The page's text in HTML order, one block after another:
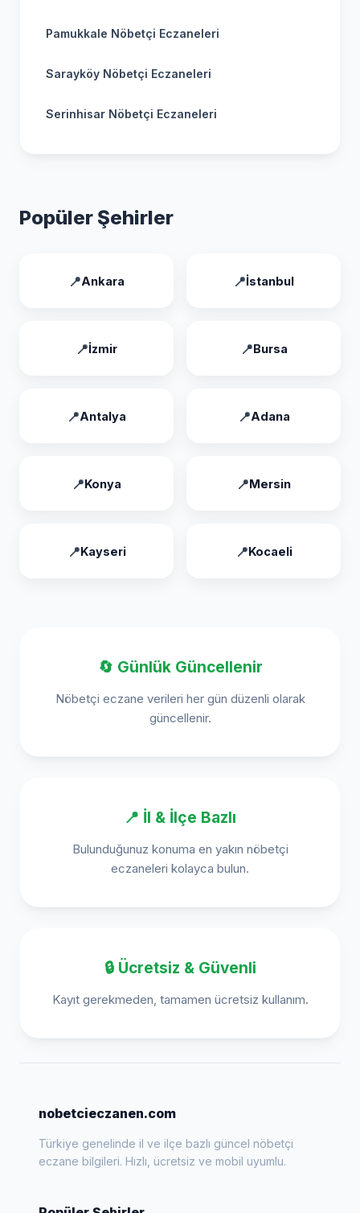
Pamukkale Nöbetçi Eczaneleri
Sarayköy Nöbetçi Eczaneleri
Serinhisar Nöbetçi Eczaneleri
Popüler Şehirler
Ankara İstanbul
İzmir Bursa
Antalya Adana
Konya Mersin
Kayseri Kocaeli
🔄 Günlük Güncellenir
Nöbetçi eczane verileri her gün düzenli olarak
güncellenir.
📍 İl & İlçe Bazlı
Bulunduğunuz konuma en yakın nöbetçi
eczaneleri kolayca bulun.
🔒 Ücretsiz & Güvenli
Kayıt gerekmeden, tamamen ücretsiz kullanım.
nobetcieczanen.com
Türkiye genelinde il ve ilçe bazlı güncel nöbetçi
eczane bilgileri. Hızlı, ücretsiz ve mobil uyumlu.